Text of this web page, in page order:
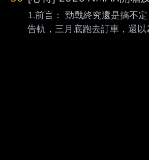
1.前言： 勁戰終究還是搞不
告軌，三月底跑去訂車，還